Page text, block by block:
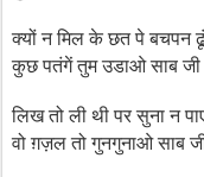
क्यों न मिल के छत पे बचपन
कुछ पतंगें तुम उडाओ साब जी
लिख तो ली थी पर सुना न
वो ग़ज़ल तो गुनगुनाओ साब